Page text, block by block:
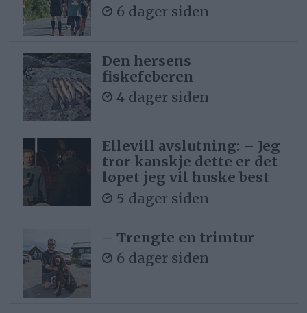
6 dager siden
Den hersens
fiskefeberen
4 dager siden
Ellevill avslutning: – Jeg
tror kanskje dette er det
løpet jeg vil huske best
5 dager siden
– Trengte en trimtur
6 dager siden